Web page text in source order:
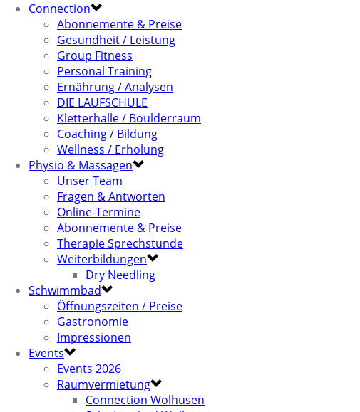
Connection
Abonnemente & Preise
Gesundheit / Leistung
Group Fitness
Personal Training
Ernährung / Analysen
DIE LAUFSCHULE
Kletterhalle / Boulderraum
Coaching / Bildung
Wellness / Erholung
Physio & Massagen
Unser Team
Fragen & Antworten
Online-Termine
Abonnemente & Preise
Therapie Sprechstunde
Weiterbildungen
Dry Needling
Schwimmbad
Öffnungszeiten / Preise
Gastronomie
Impressionen
Events
Events 2026
Raumvermietung
Connection Wolhusen